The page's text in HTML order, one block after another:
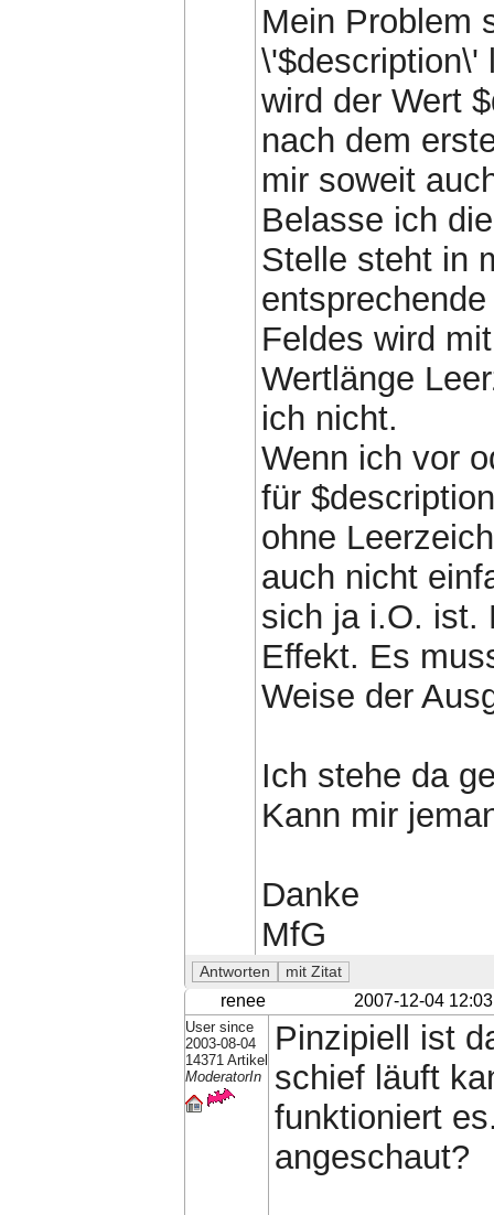
Mein Problem
\'$description\'
wird der Wert
nach dem
mir soweit
Belasse ich
Stelle steht in
Feldes wird
Wertlänge
ich nicht.
Wenn ich vor
für
ohne
auch nicht
sich ja i.O. ist.
Effekt. Es
Weise der
Ich stehe da
Kann mir
Danke
MfG
renee 2007-12-04 12:03
User since
2003-08-04
14371 Artikel
ModeratorIn
Pinzipiell ist
schief läuft
funktioniert
angeschaut?